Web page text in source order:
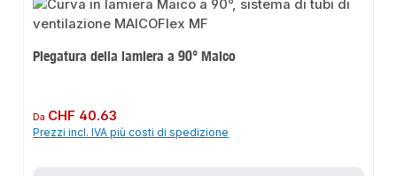
Piegatura della lamiera a 90° Maico
Prezzo normale:
Da CHF 40.63
Prezzi incl. IVA più costi di spedizione